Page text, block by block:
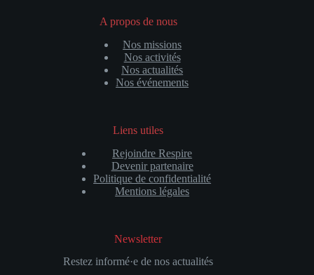
A propos de nous
Nos missions
Nos activités
Nos actualités
Nos événements
Liens utiles
Rejoindre Respire
Devenir partenaire
Politique de confidentialité
Mentions légales
Newsletter
Restez informé·e de nos actualités